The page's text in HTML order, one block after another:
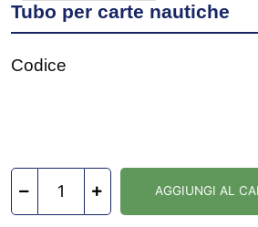
Tubo per carte nautiche
Codice
AGGIUNGI AL